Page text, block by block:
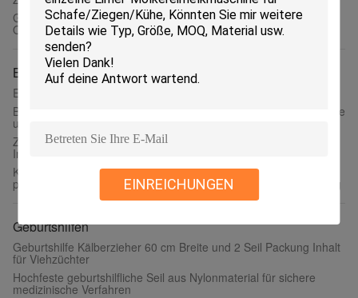
EINREICHUNGEN
Gelbe Schaf-und Ziegen-Umbauten/Plastik-TPU-Schwein-
Ohrmarke-Viehbestand-Identifizierung
Blutloser Castrator
Edelstahl-Blutlos-Kastrator 2,18 kg für Kuh-Schafe
Blutiger Kalb-Kastrator mit Verriegelungsmechanismus für sichere
und schmerzfreie Kastration
Ziegenband-Kit Edelstahl-Bander-Schnappzangen Ring-
Installationswerkzeug Ballon-Expander-Zangen-Werkzeug
Kastrationswerkzeug Kastrationszange zum Schwanzkupieren,
passend für Bullen, Kälber, Ziegen, Schafe, einfache Anwendung
Geburtshilfen
Geburtshilfe Kälberzieher 60 cm Breite und 2 Seil Packung Inhalt
für Viehzüchter
Hochfeste geburtshilfliche Seil aus Nylonmaterial für sichere
medizinische Verfahren